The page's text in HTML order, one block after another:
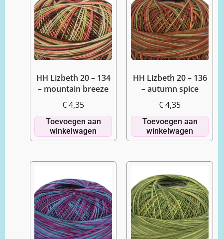
HH Lizbeth 20 – 134
– mountain breeze
€4,35
Toevoegen aan
winkelwagen
HH Lizbeth 20 – 136
– autumn spice
€4,35
Toevoegen aan
winkelwagen